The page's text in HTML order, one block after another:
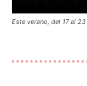
Este verano, del 17 al